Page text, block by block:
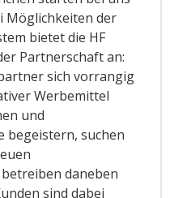
Möglichkeiten der
bietet die HF
Partnerschaft an:
sich vorrangig
Werbemittel
und
begeistern, suchen
daneben
sind dabei